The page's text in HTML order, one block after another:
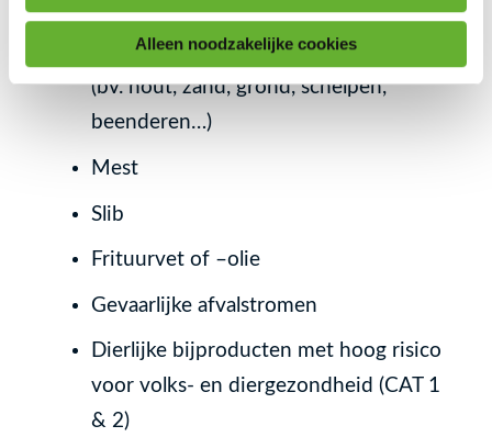
Alleen noodzakelijke cookies
Aanvoeren van niet of moeilijk
afbreekbare of vergistbare materialen
(bv. hout, zand, grond, schelpen,
beenderen…)
Mest
Slib
Frituurvet of –olie
Gevaarlijke afvalstromen
Dierlijke bijproducten met hoog risico
voor volks- en diergezondheid (CAT 1
& 2)